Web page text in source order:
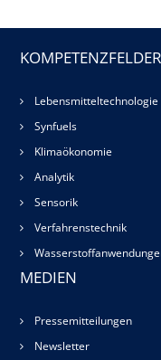
KOMPETENZFELDER
Lebensmitteltechnologie
Synfuels
Klimaökonomie
Analytik
Sensorik
Verfahrenstechnik
MEDIEN
Pressemitteilungen
Newsletter